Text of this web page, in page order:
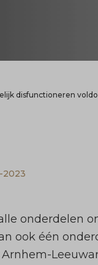
disfunctioneren
2023
onderdelen
ook één